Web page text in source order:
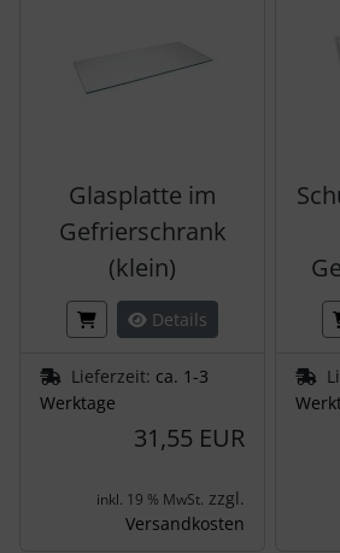
Glasplatte im
Gefrierschrank
(klein)
Details
Lieferzeit: ca. 1-3
Werktage
31,55 EUR
inkl. 19 % MwSt. zzgl.
Versandkosten